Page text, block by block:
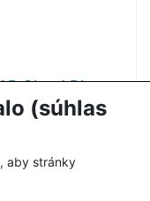
(súhlas
aby stránky
Cloud Blue -